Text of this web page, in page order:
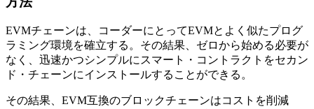
EVMチェーンは、コーダーにとってEVMとよく似たプログ
ラミング環境を確立する。その結果、ゼロから始める必要が
なく、迅速かつシンプルにスマート・コントラクトをセカン
ド・チェーンにインストールすることができる。
その結果、EVM互換のブロックチェーンはコストを削減